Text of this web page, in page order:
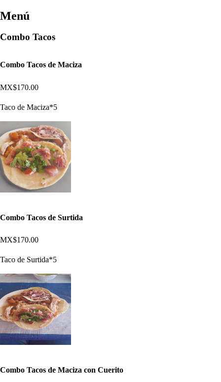
Menú
Combo Tacos
Combo Tacos de Maciza
MX$170.00
Taco de Maciza*5
Combo Tacos de Surtida
MX$170.00
Taco de Surtida*5
Combo Tacos de Maciza con Cuerito